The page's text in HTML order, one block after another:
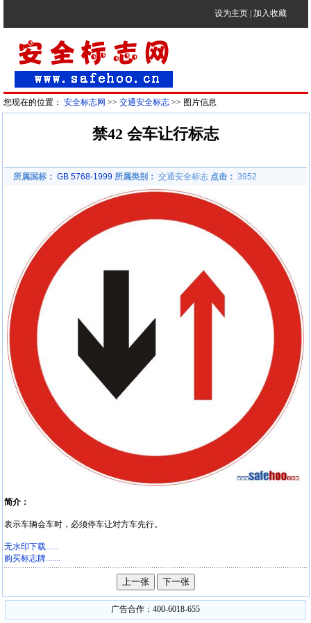
设为主页 加入收藏
您现在的位置： 安全标志网 >> 交通安全标志>> 图片信息
禁42 会车让行标志
所属国标： GB 5768-1999 所属类别： 交通安全标志 点击： 3952
简介：
表示车辆会车时，必须停车让对方车先行。
无水印下载......
购买标志牌.......
广告合作：400-6018-655